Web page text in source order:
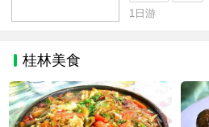
1日游
桂林美食